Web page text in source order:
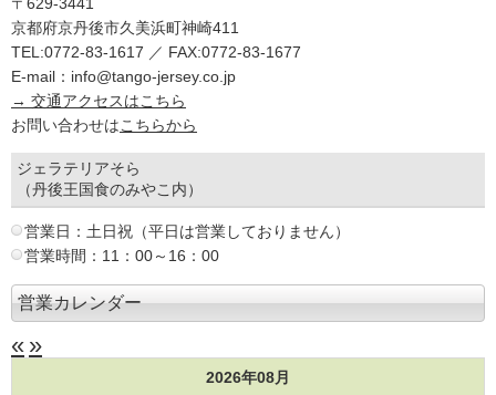
京都府京丹後市久美浜町神崎411
TEL:0772-83-1617 ／ FAX:0772-83-1677
E-mail：info@tango-jersey.co.jp
→ 交通アクセスはこちら
お問い合わせはこちらから
ジェラテリアそら
（丹後王国食のみやこ内）
営業日：土日祝（平日は営業しておりません）
営業時間：11：00～16：00
営業カレンダー
« »
2026年08月